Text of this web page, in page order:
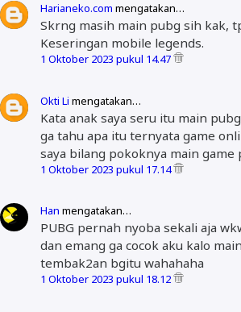
Harianeko.com mengatakan…
Skrng masih main pubg sih kak,
Keseringan mobile legends.
1 Oktober 2023 pukul 14.47
Okti Li mengatakan…
Kata anak saya seru itu main
ga tahu apa itu ternyata game
saya bilang pokoknya main game
1 Oktober 2023 pukul 17.14
Han mengatakan…
PUBG pernah nyoba sekali aja
dan emang ga cocok aku kalo
tembak2an bgitu wahahaha
1 Oktober 2023 pukul 18.12